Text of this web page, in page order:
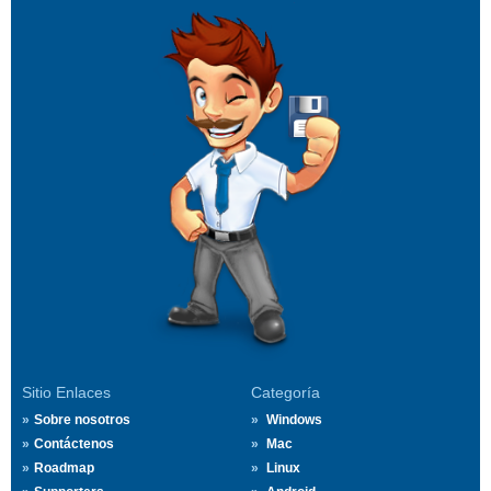
Sitio Enlaces
Sobre nosotros
Contáctenos
Roadmap
Categoría
Windows
Mac
Linux